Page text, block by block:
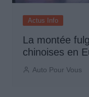
Actus Info
La montée
chinoises en
Auto Pour Vous